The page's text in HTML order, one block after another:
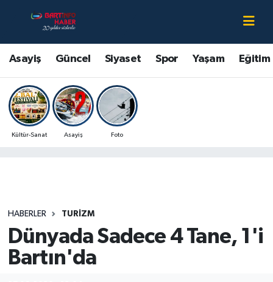
Asayiş Güncel Siyaset Spor Yaşam Eğitim
Kültür-Sanat Asayiş Foto
HABERLER TURIZM
Dünyada Sadece 4 Tane, 1'i
Bartın'da
Asayiş
Bartın Hakkında
Çevre
Eğitim
Kültür-Sanat
Magazin
Bartın Nöbetçi Eczaneler
Bartın Hava Durumu
Bartin Namaz Vakitleri
Bartın Trafik Yoğunluk Haritası
Son Dakika Haberleri
Haber Arşivi